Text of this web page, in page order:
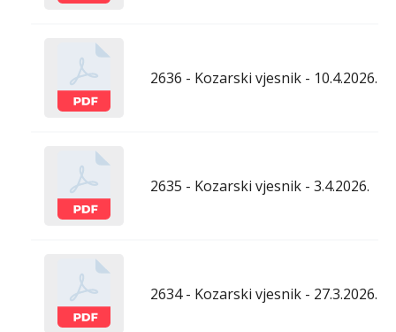
2636 - Kozarski vjesnik - 10.4.2026.
2635 - Kozarski vjesnik - 3.4.2026.
2634 - Kozarski vjesnik - 27.3.2026.